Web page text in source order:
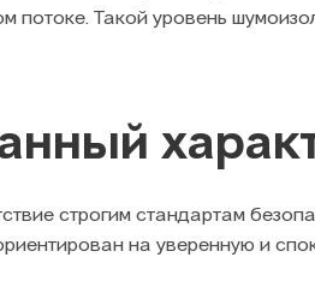
потоке. Такой уровень
строгим стандартам
на уверенную и